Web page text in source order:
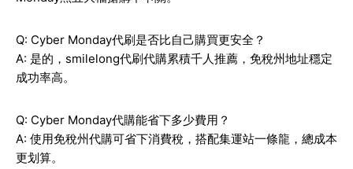
Q: Cyber Monday代刷是否比自己購買更安全？
A: 是的，smilelong代刷代購累積千人推薦，免稅州地址穩定
成功率高。
Q: Cyber Monday代購能省下多少費用？
A: 使用免稅州代購可省下消費稅，搭配集運站一條龍，總成本
更划算。